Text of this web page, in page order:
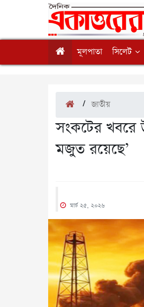
মূলপাতা সিলেট
/জাতীয়
সংকটের খবরে
মজুত রয়েছে’
মার্চ ২৫, ২০২৬